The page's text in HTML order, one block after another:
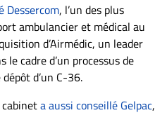
Dessercom, l’un des plus
ambulancier et médical au
d’Airmédic, un leader
le cadre d’un processus de
d’un C-36.
a aussi conseillé Gelpac,